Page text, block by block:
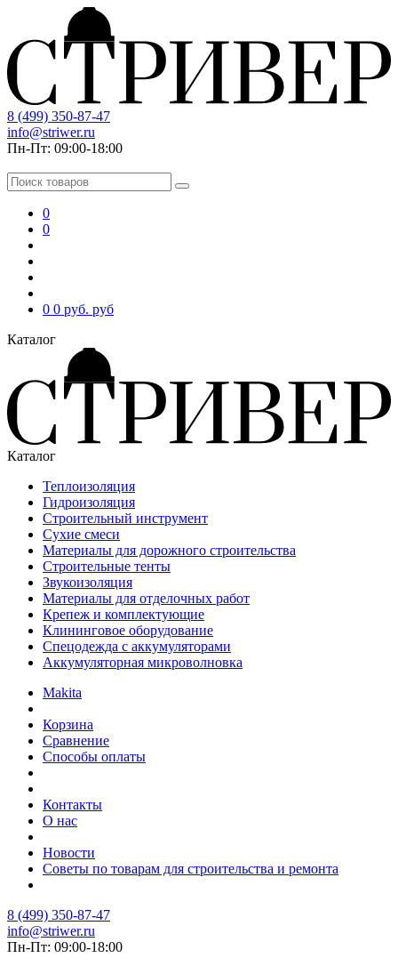
8 (499) 350-87-47
info@striwer.ru
Пн-Пт: 09:00-18:00
0
0
0 0 руб. руб
Каталог
Каталог
Теплоизоляция
Гидроизоляция
Строительный инструмент
Сухие смеси
Материалы для дорожного строительства
Строительные тенты
Звукоизоляция
Материалы для отделочных работ
Крепеж и комплектующие
Клининговое оборудование
Спецодежда с аккумуляторами
Аккумуляторная микроволновка
Makita
Корзина
Сравнение
Способы оплаты
Контакты
О нас
Новости
Советы по товарам для строительства и ремонта
8 (499) 350-87-47
info@striwer.ru
Пн-Пт: 09:00-18:00